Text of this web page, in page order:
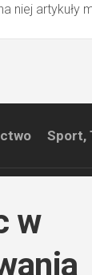
niej
Sport,
w